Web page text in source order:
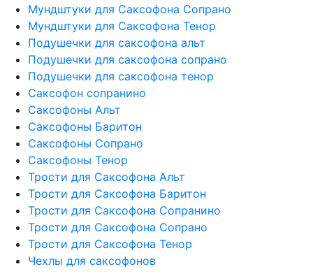
Мундштуки для Саксофона Сопрано
Мундштуки для Саксофона Тенор
Подушечки для саксофона альт
Подушечки для саксофона сопрано
Подушечки для саксофона тенор
Саксофон сопранино
Саксофоны Альт
Саксофоны Баритон
Саксофоны Сопрано
Саксофоны Тенор
Трости для Саксофона Альт
Трости для Саксофона Баритон
Трости для Саксофона Сопранино
Трости для Саксофона Сопрано
Трости для Саксофона Тенор
Чехлы для саксофонов